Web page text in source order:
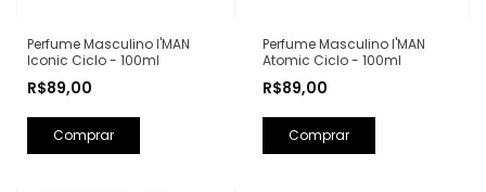
Perfume Masculino I'MAN
Iconic Ciclo - 100ml
R$89,00
Perfume Masculino I'MAN
Atomic Ciclo - 100ml
R$89,00